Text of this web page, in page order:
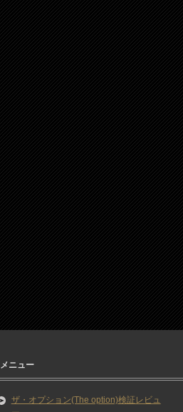
メニュー
ザ・オプション(The option)検証レビュ